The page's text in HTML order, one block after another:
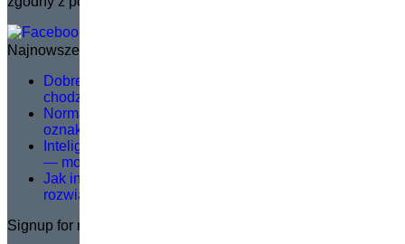
Najnowsze wiadomości
Dobre szkolenie serwisowe nie polega na teorii –
chodzi o to, co dzieje się w terenie
Norma EN 1570-1:2024 staje się obowiązkowa dla
oznakowania CE – co należy wiedzieć
Inteligentniejsze podnoszenie, bezpieczniejsza praca
— modernizacja logistyki w Dagab
Jak inteligentne platformy kompletacji zamówień
rozwiązują kluczowe wyzwania intralogistyczne?
Signup for newsletter